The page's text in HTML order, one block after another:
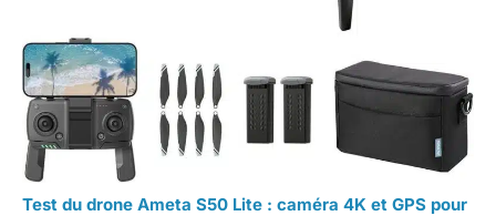
Test du drone Ameta S50 Lite : caméra 4K et GPS pour